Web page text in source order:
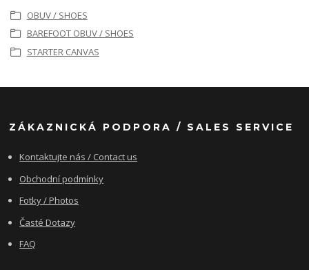
OBUV / SHOES
BAREFOOT OBUV / SHOES
STARTER CANVAS
ZÁKAZNICKÁ PODPORA / SALES SERVICE
Kontaktujte nás / Contact us
Obchodní podmínky
Fotky / Photos
Časté Dotazy
FAQ